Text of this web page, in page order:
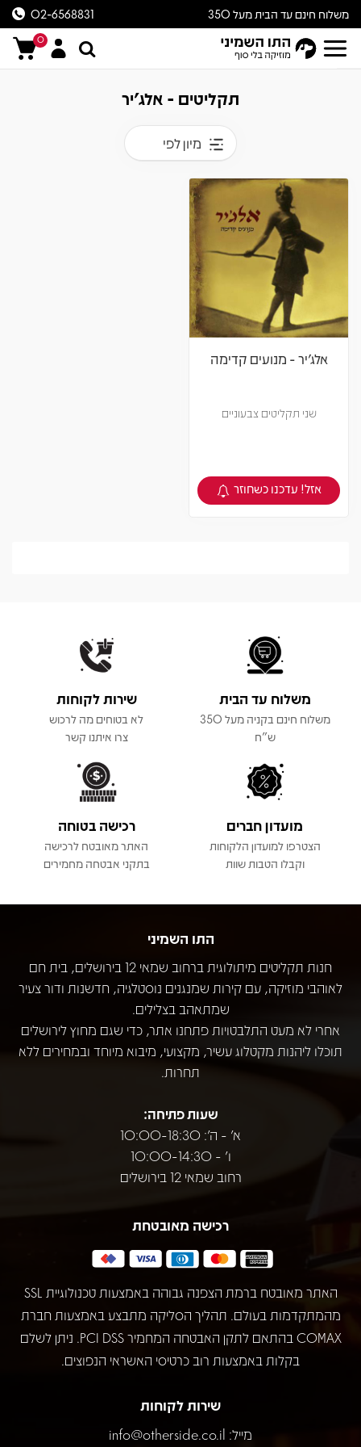
משלוח חינם עד הבית מעל 350
ש״ח
02-6568831
0
תקליטים - אלג'יר
מיון לפי
אלג'יר - מנועים קדימה
שני תקליטים צבעוניים
צפיה במוצר
אזל! עדכנו כשחוזר
משלוח עד הבית
משלוח חינם בקניה מעל 350
ש"ח
שירות לקוחות
לא בטוחים מה לרכוש
צרו איתנו קשר
מועדון חברים
הצטרפו למועדון הלקוחות
וקבלו הטבות שוות
רכישה בטוחה
האתר מאובטח לרכישה
בתקני אבטחה מחמירים
התו השמיני
חנות תקליטים מיתולוגית ברחוב שמאי 12 בירושלים, בית חם
לאוהבי מוזיקה, עם קירות שמנגנים נוסטלגיה, חדשנות ודור צעיר
שמתאהב בצלילים.
אחרי לא מעט התלבטויות פתחנו אתר, כדי שגם מחוץ לירושלים
תוכלו ליהנות מקטלוג עשיר, מקצועי, מיבוא מיוחד ובמחירים ללא
תחרות.
שעות פתיחה:
א' - ה': 10:00-18:30
ו' - 10:00-14:30
רחוב שמאי 12 בירושלים
רכישה מאובטחת
האתר מאובטח ברמת הצפנה גבוהה באמצעות טכנולוגיית SSL
מהמתקדמות בעולם. תהליך הסליקה מתבצע באמצעות חברת
COMAX בהתאם לתקן האבטחה המחמיר PCI DSS. ניתן לשלם
בקלות באמצעות רוב כרטיסי האשראי הנפוצים.
שירות לקוחות
מייל: info@otherside.co.il